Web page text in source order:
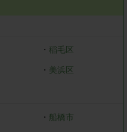
・稲毛区
・ 美浜区
・ 船橋市